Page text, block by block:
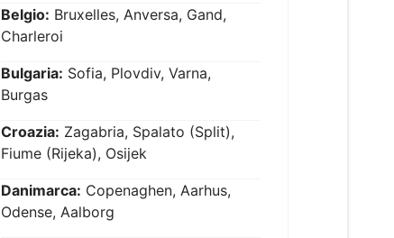
Belgio: Bruxelles, Anversa, Gand,
Charleroi
Bulgaria: Sofia, Plovdiv, Varna,
Burgas
Croazia: Zagabria, Spalato (Split),
Fiume (Rijeka), Osijek
Danimarca: Copenaghen, Aarhus,
Odense, Aalborg